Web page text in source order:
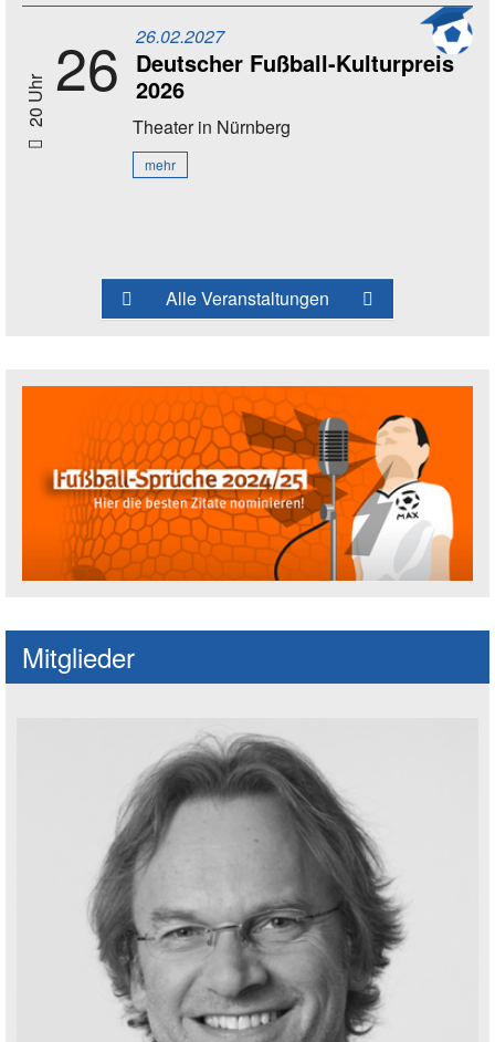
20 Uhr 26 26.02.2027
Deutscher Fußball-Kulturpreis
2026
Theaterin Nürnberg
mehr
Alle Veranstaltungen
Mitglieder